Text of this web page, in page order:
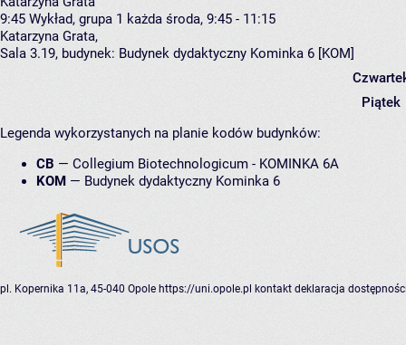
9:45 Wykład, grupa 1 każda środa, 9:45 - 11:15
Katarzyna Grata,
Sala 3.19, budynek: Budynek dydaktyczny Kominka 6 [KOM]
Piątek
Legenda wykorzystanych na planie kodów budynków:
CB — Collegium Biotechnologicum - KOMINKA 6A
KOM — Budynek dydaktyczny Kominka 6
pl. Kopernika 11a, 45-040 Opole https://uni.opole.pl kontakt deklaracja